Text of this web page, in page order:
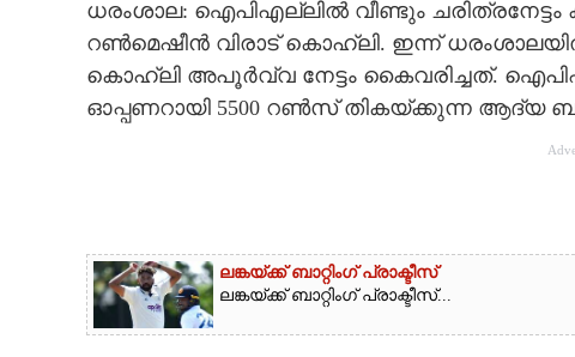
CARTOONS
LITERATURE
ധരംശാല: ഐപിഎല്ലിൽ വീണ്ടും
റൺമെഷീൻ വിരാട് കൊ‌ഹ്‌ലി. ഇന്ന്
കൊ‌ഹ്‌ലി അപൂർവ്വ നേട്ടം കൈവരിച്ചത്.
ഓപ്പണറായി 5500 റൺസ് തികയ്ക്കുന്ന ആദ്യ
ലങ്കയ്ക്ക് ബാറ്റിംഗ് പ്രാക്ടീസ്
ലങ്കയ്ക്ക് ബാറ്റിംഗ് പ്രാക്ടീസ്...